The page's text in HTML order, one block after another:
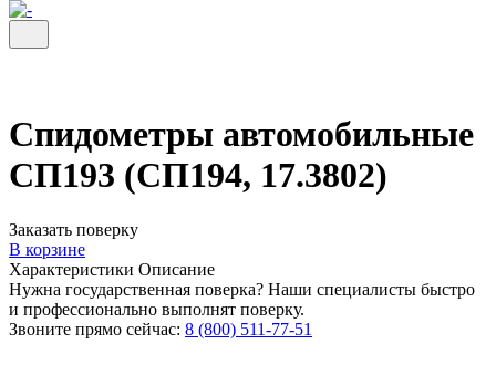
Спидометры автомобильные
СП193 (СП194, 17.3802)
Заказать поверку
В корзине
Характеристики Описание
Нужна государственная поверка? Наши специалисты быстро
и профессионально выполнят поверку.
Звоните прямо сейчас: 8 (800) 511-77-51